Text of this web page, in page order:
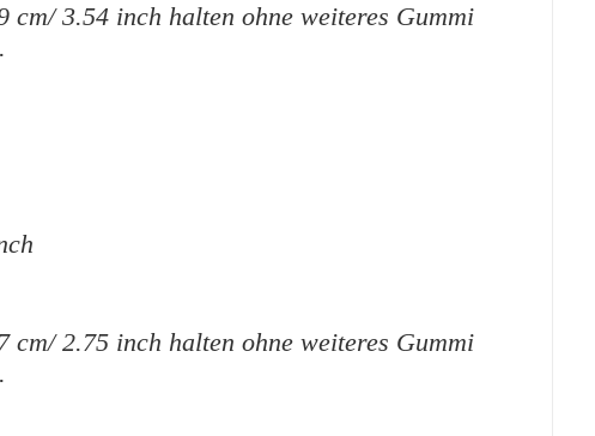
cm/ 3.54 inch halten ohne weiteres Gummi
cm/ 2.75 inch halten ohne weiteres Gummi